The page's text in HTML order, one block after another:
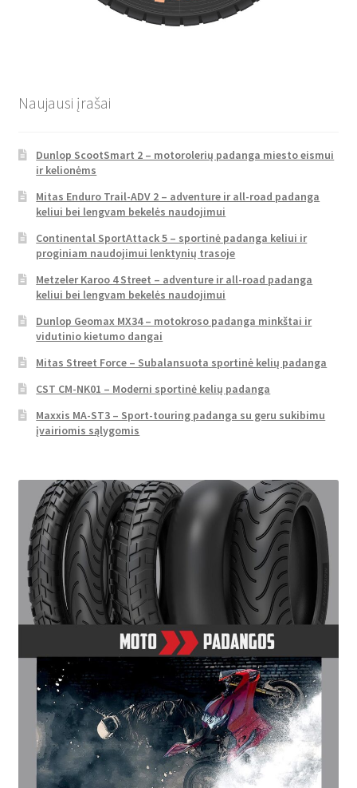
Naujausi įrašai
Dunlop ScootSmart 2 – motorolerių padanga miesto eismui
ir kelionėms
Mitas Enduro Trail-ADV 2 – adventure ir all-road padanga
keliui bei lengvam bekelės naudojimui
Continental SportAttack 5 – sportinė padanga keliui ir
proginiam naudojimui lenktynių trasoje
Metzeler Karoo 4 Street – adventure ir all-road padanga
keliui bei lengvam bekelės naudojimui
Dunlop Geomax MX34 – motokroso padanga minkštai ir
vidutinio kietumo dangai
Mitas Street Force – Subalansuota sportinė kelių padanga
CST CM-NK01 – Moderni sportinė kelių padanga
Maxxis MA-ST3 – Sport-touring padanga su geru sukibimu
įvairiomis sąlygomis